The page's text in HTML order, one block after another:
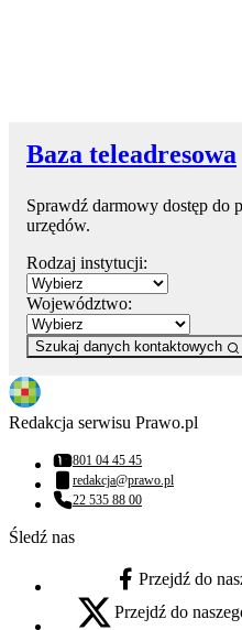
Baza teleadresowa
Sprawdź darmowy dostęp do
urzędów.
Rodzaj instytucji:
Województwo:
Szukaj danych kontaktowych
Redakcja serwisu Prawo.pl
Numer telefonu:
801 04 45 45
Adres email:
redakcja@prawo.pl
Numer telefonu:
22 535 88 00
Śledź nas
facebook - otwiera się
Przejdź do
x - otwiera się w nowej karcie
Przejdź do